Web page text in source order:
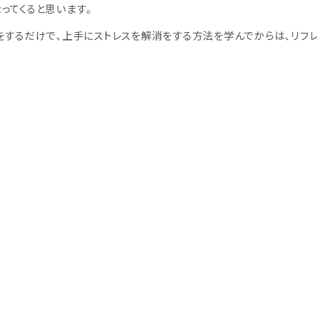
くると思います。
るだけで、上手にストレスを解消をする方法を学んでからは、リフ